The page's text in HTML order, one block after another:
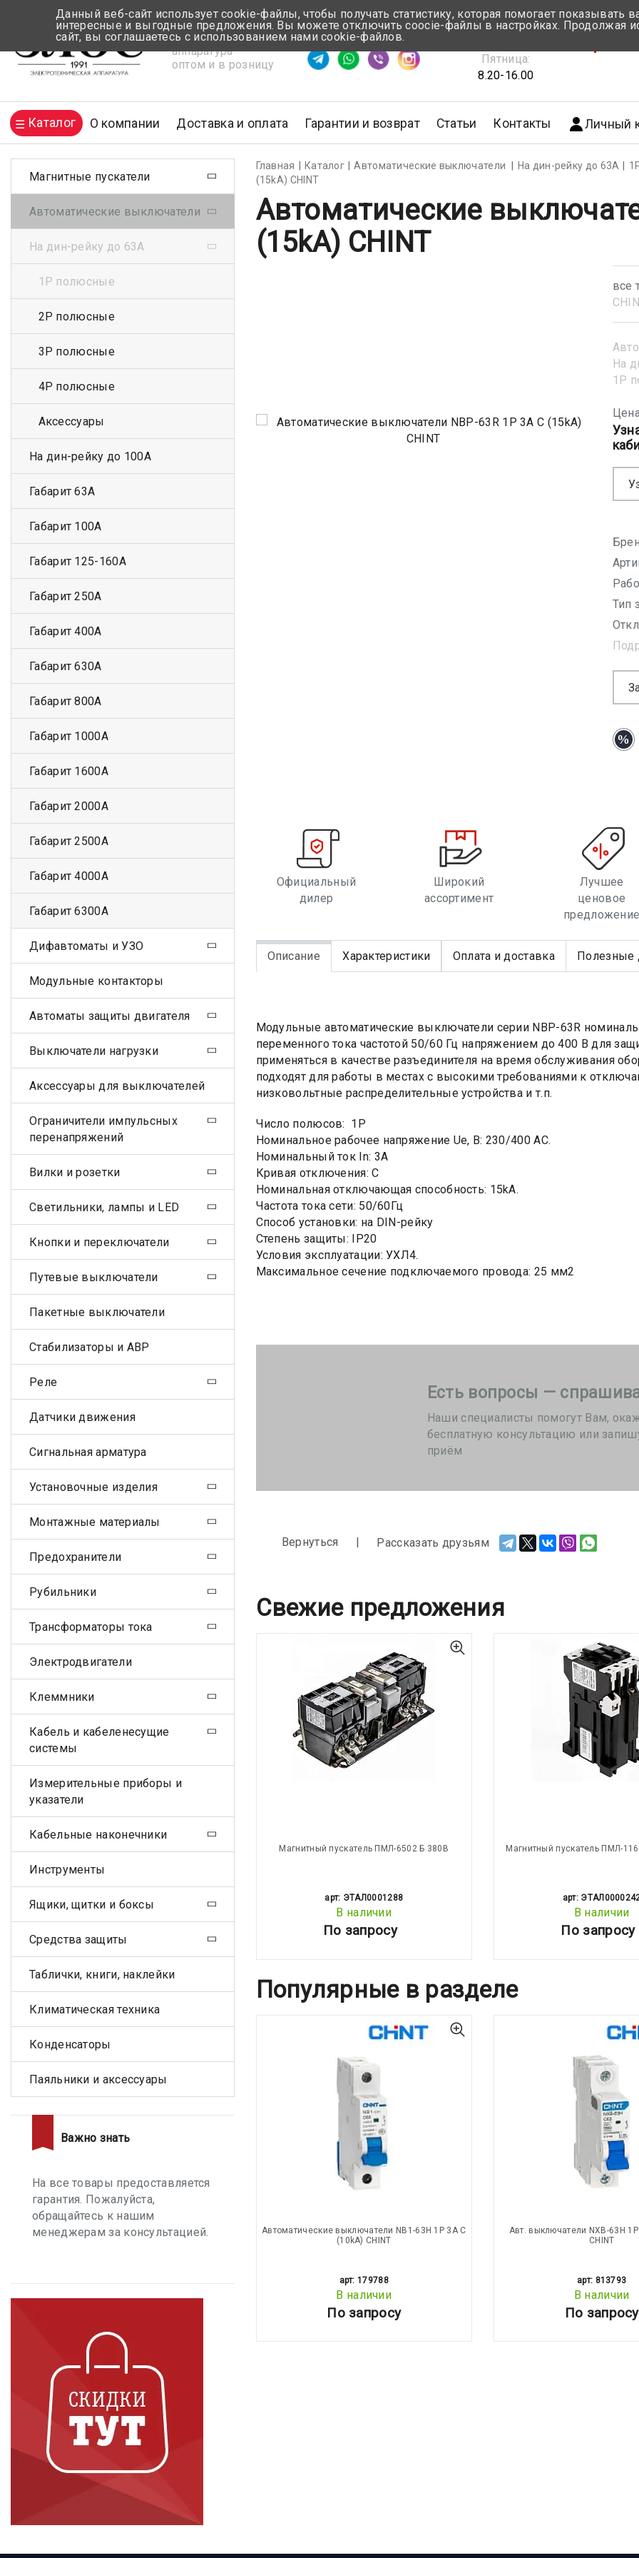
Электротехническая
аппаратура
оптом и в розницу
Время ответа ≈ 5 мин
Понедельник-Четверг:
Пятница:
8.20-16.00
Каталог О компании Доставка и оплата Гарантии и возврат Статьи Контакты Личный
Главная Каталог Автоматические выключатели На дин-рейку до 63А
(15kA) CHINT
Автоматические
(15kA) CHINT
все
На
1Р
Тип
Официальный
дилер
Широкий
ассортимент
Лучшее
ценовое
предложение
Описание Характеристики Оплата и доставка Полезные
Модульные автоматические выключатели серии NBP-63R
переменного тока частотой 50/60 Гц напряжением до 400 В для
применяться в качестве разъединителя на время обслуживания
подходят для работы в местах с высокими требованиями к
низковольтные распределительные устройства и т.п.
Число полюсов: 1Р
Номинальное рабочее напряжение Ue, B: 230/400 AC.
Номинальный ток In: 3А
Кривая отключения: C
Номинальная отключающая способность: 15kA.
Частота тока сети: 50/60Гц
Способ установки: на DIN-рейку
Степень защиты: IP20
Условия эксплуатации: УХЛ4.
Максимальное сечение подключаемого провода: 25 мм2
Есть вопросы —
Наши специалисты помогут Вам,
бесплатную консультацию или
приём
Вернуться Рассказать друзьям
Свежие предложения
Магнитный пускатель ПМЛ-6502 Б 380В
арт: ЭТАЛ0001288
В наличии
По запросу
Магнитный пускатель ПМЛ-
арт:
В наличии
По запросу
Популярные в разделе
Автоматические выключатели NB1-63H 1P 3A C
(10kA) CHINT
арт: 179788
В наличии
По запросу
Авт. выключатели NXB-63H
CHINT
арт: 813793
В наличии
По запросу
Магнитные пускатели
Автоматические выключатели
На дин-рейку до 63А
1Р полюсные
2Р полюсные
3Р полюсные
4Р полюсные
Аксессуары
На дин-рейку до 100А
Габарит 63А
Габарит 100А
Габарит 125-160А
Габарит 250А
Габарит 400А
Габарит 630А
Габарит 800А
Габарит 1000А
Габарит 1600А
Габарит 2000А
Габарит 2500А
Габарит 4000А
Габарит 6300А
Дифавтоматы и УЗО
Модульные контакторы
Автоматы защиты двигателя
Выключатели нагрузки
Аксессуары для выключателей
Ограничители импульсных
перенапряжений
Вилки и розетки
Светильники, лампы и LED
Кнопки и переключатели
Путевые выключатели
Пакетные выключатели
Стабилизаторы и АВР
Реле
Датчики движения
Сигнальная арматура
Установочные изделия
Монтажные материалы
Предохранители
Рубильники
Трансформаторы тока
Электродвигатели
Клеммники
Кабель и кабеленесущие
системы
Измерительные приборы и
указатели
Кабельные наконечники
Инструменты
Ящики, щитки и боксы
Средства защиты
Таблички, книги, наклейки
Климатическая техника
Конденсаторы
Паяльники и аксессуары
Важно знать
На все товары предоставляется
гарантия. Пожалуйста,
обращайтесь к нашим
менеджерам за консультацией.
Данный веб-сайт использует cookie-файлы, чтобы получать статистику, которая помогает показывать
интересные и выгодные предложения. Вы можете отключить coocie-файлы в настройках. Продолжая
сайт, вы соглашаетесь с использованием нами cookie-файлов.